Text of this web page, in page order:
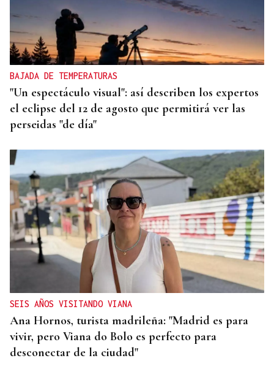
BAJADA DE TEMPERATURAS
"Un espectáculo visual": así describen los expertos
el eclipse del 12 de agosto que permitirá ver las
perseidas "de día"
SEIS AÑOS VISITANDO VIANA
Ana Hornos, turista madrileña: "Madrid es para
vivir, pero Viana do Bolo es perfecto para
desconectar de la ciudad"